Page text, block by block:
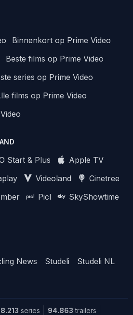
Binnenkort op Prime Video
Beste films op Prime Video
series op Prime Video
films op Prime Video
Start & Plus
Apple TV
Videoland
Cinetree
Picl
SkyShowtime
News Studeli Studeli NL
series 94.863 trailers